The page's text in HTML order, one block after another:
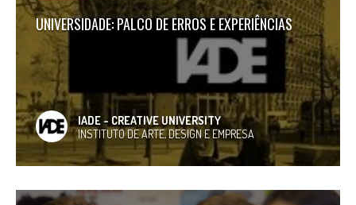
UNIVERSIDADE: PALCO DE ERROS E EXPERIÊNCIAS
IADE - CREATIVE UNIVERSITY
INSTITUTO DE ARTE, DESIGN E EMPRESA